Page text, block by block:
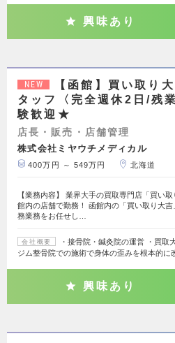
興味あり
NEW
【函館】買い取り
タッフ〈完全週休2日/残
験歓迎★
店長・販売・店舗管理
株式会社ミヤウチメディカル
400万円 ～ 549万円 北海道
【業務内容】 業界大手の買取専門店「買い
館内の店舗で勤務！ 函館内の「買い取り大
務業務をお任せし…
会社概要
・接骨院・鍼灸院の運営 ・買取
ジム整骨院での施術で身体の歪みを根本的
興味あり